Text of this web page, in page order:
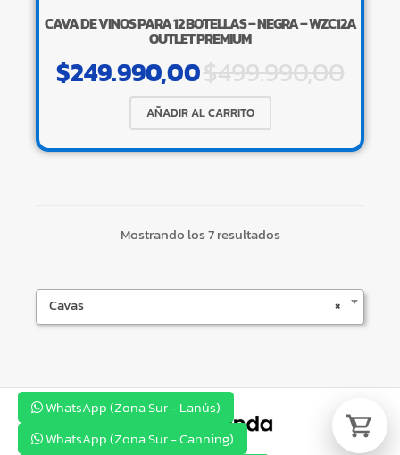
WhatsApp (Zona Sur - Lanús)
WhatsApp (Zona Sur - Canning)
CAVA DE VINOS PARA 12 BOTELLAS – NEGRA – WZC12A
OUTLET PREMIUM
$249.990,00$499.990,00
AÑADIR AL CARRITO
Mostrando los 7 resultados
×
Cavas
×
Tu carrito está vacío.